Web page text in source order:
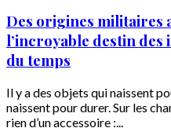
Des origines militaires
l’incroyable destin
du temps
Il y a des objets qui naissent
naissent pour durer. Sur les
rien d’un accessoire :...